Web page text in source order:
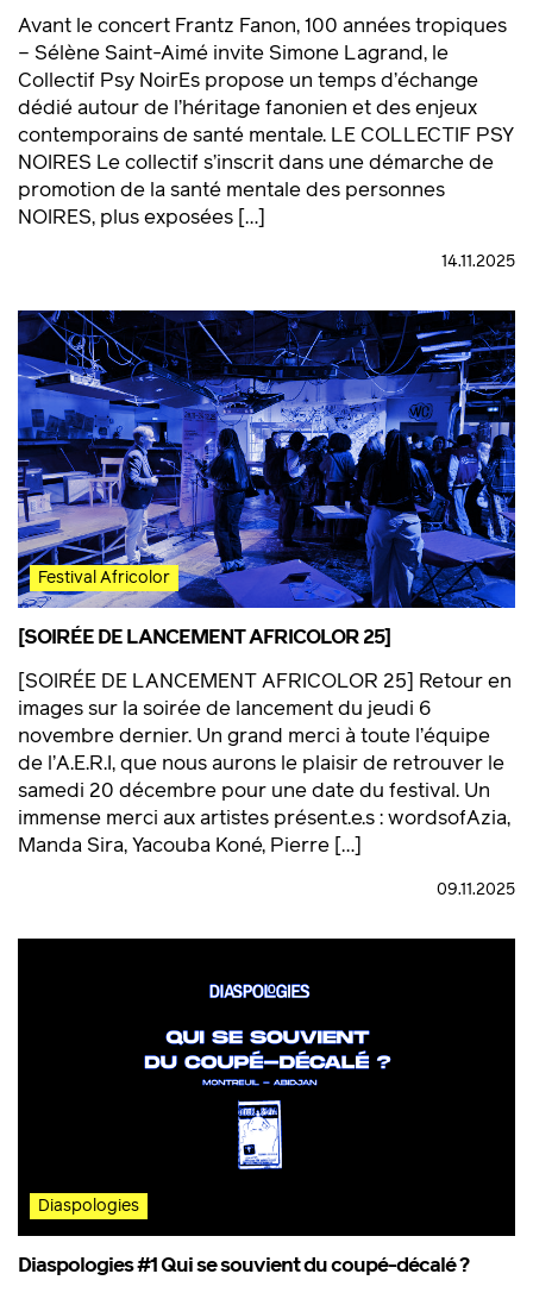
Avant le concert Frantz Fanon, 100 années tropiques
– Sélène Saint-Aimé invite Simone Lagrand, le
Collectif Psy NoirEs propose un temps d’échange
dédié autour de l’héritage fanonien et des enjeux
contemporains de santé mentale. LE COLLECTIF PSY
NOIRES Le collectif s’inscrit dans une démarche de
promotion de la santé mentale des personnes
NOIRES, plus exposées […]
14.11.2025
Festival Africolor
[SOIRÉE DE LANCEMENT AFRICOLOR 25]
[SOIRÉE DE LANCEMENT AFRICOLOR 25] Retour en
images sur la soirée de lancement du jeudi 6
novembre dernier. Un grand merci à toute l’équipe
de l’A.E.R.I, que nous aurons le plaisir de retrouver le
samedi 20 décembre pour une date du festival. Un
immense merci aux artistes présent.e.s : wordsofAzia,
Manda Sira, Yacouba Koné, Pierre […]
09.11.2025
Diaspologies
Diaspologies #1 Qui se souvient du coupé-décalé ?